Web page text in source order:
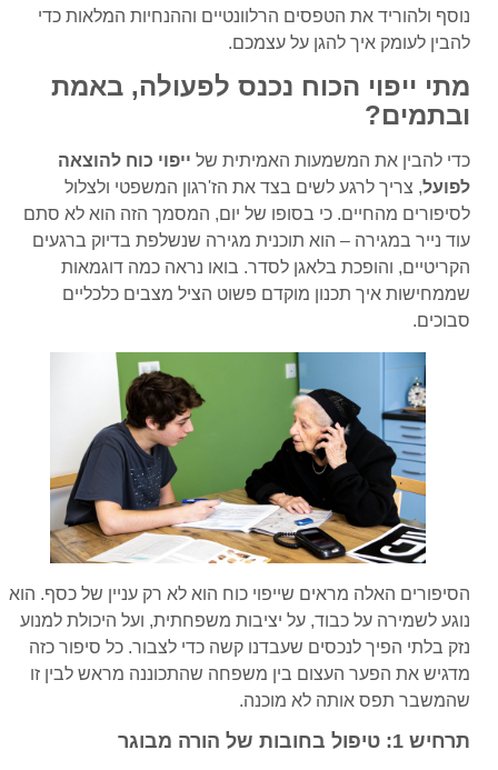
נוסף ולהוריד את הטפסים הרלוונטיים וההנחיות המלאות כדי
להבין לעומק איך להגן על עצמכם.
מתי ייפוי הכוח נכנס לפעולה, באמת
ובתמים?
כדי להבין את המשמעות האמיתית של ייפוי כוח להוצאה
לפועל, צריך לרגע לשים בצד את הז'רגון המשפטי ולצלול
לסיפורים מהחיים. כי בסופו של יום, המסמך הזה הוא לא סתם
עוד נייר במגירה – הוא תוכנית מגירה שנשלפת בדיוק ברגעים
הקריטיים, והופכת בלאגן לסדר. בואו נראה כמה דוגמאות
שממחישות איך תכנון מוקדם פשוט הציל מצבים כלכליים
סבוכים.
הסיפורים האלה מראים שייפוי כוח הוא לא רק עניין של כסף. הוא
נוגע לשמירה על כבוד, על יציבות משפחתית, ועל היכולת למנוע
נזק בלתי הפיך לנכסים שעבדנו קשה כדי לצבור. כל סיפור כזה
מדגיש את הפער העצום בין משפחה שהתכוננה מראש לבין זו
שהמשבר תפס אותה לא מוכנה.
תרחיש 1: טיפול בחובות של הורה מבוגר